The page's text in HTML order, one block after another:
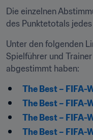
Die einzelnen
des Punktetotals
Unter den folgenden
Spielführer und
abgestimmt haben:
The Best –
The Best – FIFA-
The Best – FIFA-
The Best – FIFA-